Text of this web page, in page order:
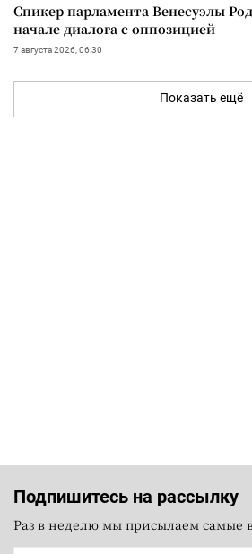
Спикер парламента Венесуэлы
начале диалога с оппозицией
7 августа 2026, 06:30
Показать ещё
Подпишитесь на рассылку
Раз в неделю мы присылаем самые